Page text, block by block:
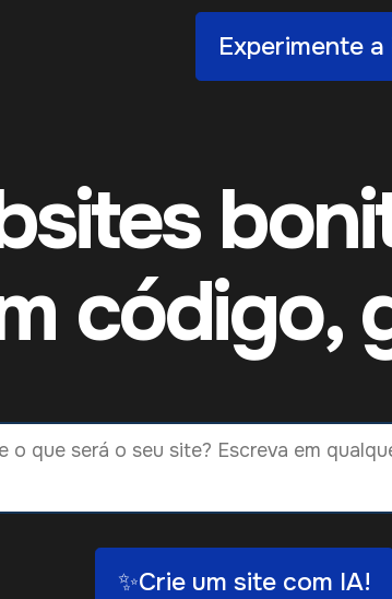
Experimente
código,
✨Crie um site com IA!